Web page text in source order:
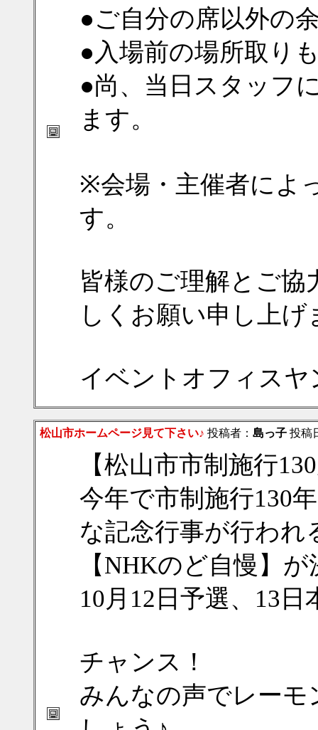
●ご自分の席以外の
●入場前の場所取り
●尚、当日スタッフ
ます。
※会場・主催者によ
す。
皆様のご理解とご
しくお願い申し上げ
イベントオフィス
松山市ホームページ見て下さい♪ 投稿者： 島っ子 投稿
【松山市市制施行
今年で市制施行130
な記念行事が行わ
【NHKのど自慢】
10月12日予選、13
チャンス！
みんなの声でレー